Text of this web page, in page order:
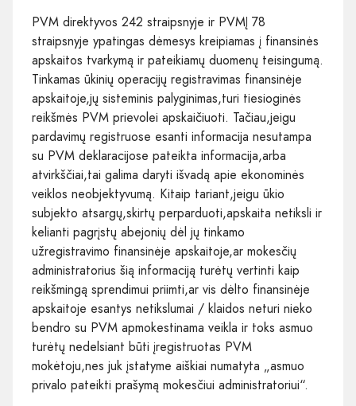
PVM direktyvos 242 straipsnyje ir PVMĮ 78
straipsnyje ypatingas dėmesys kreipiamas į finansinės
apskaitos tvarkymą ir pateikiamų duomenų teisingumą.
Tinkamas ūkinių operacijų registravimas finansinėje
apskaitoje,jų sisteminis palyginimas,turi tiesioginės
reikšmės PVM prievolei apskaičiuoti. Tačiau,jeigu
pardavimų registruose esanti informacija nesutampa
su PVM deklaracijose pateikta informacija,arba
atvirkščiai,tai galima daryti išvadą apie ekonominės
veiklos neobjektyvumą. Kitaip tariant,jeigu ūkio
subjekto atsargų,skirtų perparduoti,apskaita netiksli ir
kelianti pagrįstų abejonių dėl jų tinkamo
užregistravimo finansinėje apskaitoje,ar mokesčių
administratorius šią informaciją turėtų vertinti kaip
reikšmingą sprendimui priimti,ar vis dėlto finansinėje
apskaitoje esantys netikslumai / klaidos neturi nieko
bendro su PVM apmokestinama veikla ir toks asmuo
turėtų nedelsiant būti įregistruotas PVM
mokėtoju,nes juk įstatyme aiškiai numatyta „asmuo
privalo pateikti prašymą mokesčiui administratoriui“.